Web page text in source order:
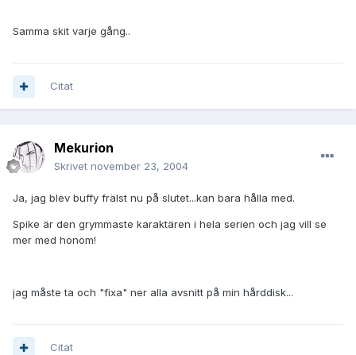
Samma skit varje gång..
Citat
Mekurion
Skrivet november 23, 2004
Ja, jag blev buffy frälst nu på slutet...kan bara hålla med.
Spike är den grymmaste karaktären i hela serien och jag vill se
mer med honom!
jag måste ta och "fixa" ner alla avsnitt på min hårddisk...
Citat